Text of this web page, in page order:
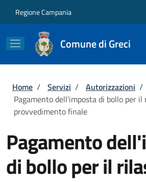
Regione Campania
Comune di Greci
Briciole di pane
Home / Servizi / Autorizzazioni /
Pagamento dell'imposta di bollo per il
provvedimento finale
Pagamento
di bollo per il